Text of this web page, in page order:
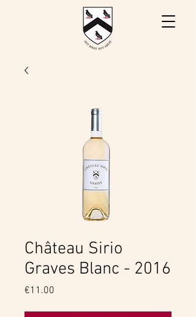
Château Sirio
Graves Blanc - 2016
€11.00